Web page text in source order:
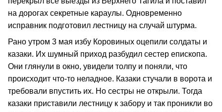
на дорогах секретные караулы. Одновременно
исправник подготовил лестницу на случай штурма.
Рано утром 3 мая избу Коровиных оцепили солдаты и
казаки. Их шумный приход разбудил сестер епископа.
Они глянули в окно, увидели толпу и поняли, что
происходит что-то неладное. Казаки стучали в ворота и
требовали впустить их. Но сестры не открыли. Тогда
казаки приставили лестницу к забору и так проникли во